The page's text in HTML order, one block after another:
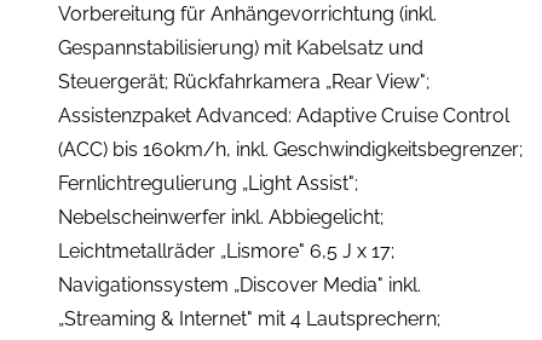
Vorbereitung für Anhängevorrichtung (inkl.
Gespannstabilisierung) mit Kabelsatz und
Steuergerät; Rückfahrkamera „Rear View";
Assistenzpaket Advanced: Adaptive Cruise Control
(ACC) bis 160km/h, inkl. Geschwindigkeitsbegrenzer;
Fernlichtregulierung „Light Assist";
Nebelscheinwerfer inkl. Abbiegelicht;
Leichtmetallräder „Lismore" 6,5 J x 17;
Navigationssystem „Discover Media" inkl.
„Streaming & Internet" mit 4 Lautsprechern;